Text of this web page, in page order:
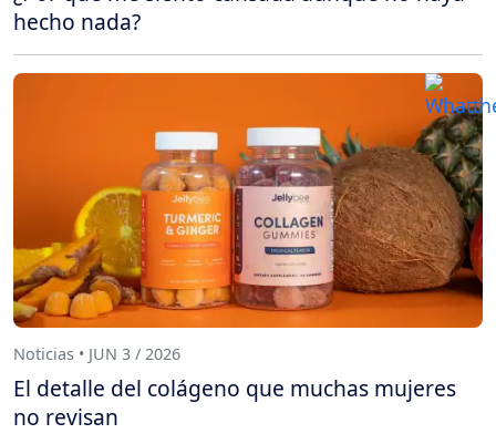
hecho nada?
Noticias • JUN 3 / 2026
El detalle del colágeno que muchas mujeres
no revisan